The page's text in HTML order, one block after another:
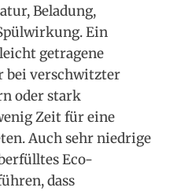
Beladung,
Ein
getragene
bei verschwitzter
oder stark
Zeit für eine
Auch sehr niedrige
Eco-
dass